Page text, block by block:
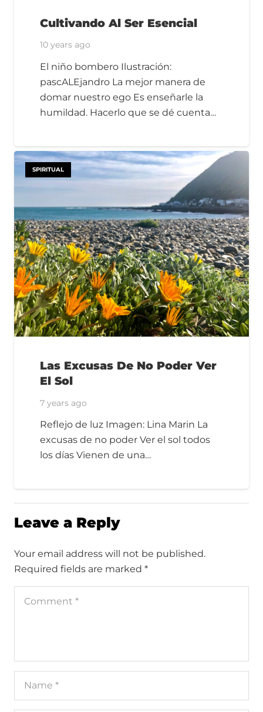
Cultivando Al Ser Esencial
10 years ago
El niño bombero Ilustración:
pascALEjandro La mejor manera de
domar nuestro ego Es enseñarle la
humildad. Hacerlo que se dé cuenta…
SPIRITUAL
Las Excusas De No Poder Ver
El Sol
7 years ago
Reflejo de luz Imagen: Lina Marin La
excusas de no poder Ver el sol todos
los días Vienen de una…
Leave a Reply
Your email address will not be published.
Required fields are marked *